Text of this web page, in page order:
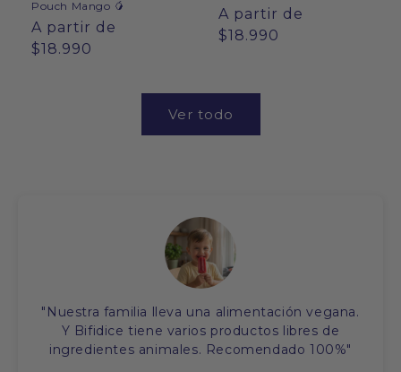
Pouch Mango 🥭
Precio
habitual
A partir de
$18.990
Precio
habitual
A partir de
$18.990
Ver todo
"Nuestra familia lleva una alimentación vegana.
Y Bifidice tiene varios productos libres de
ingredientes animales. Recomendado 100%"